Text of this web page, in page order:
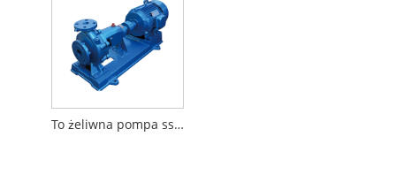
To żeliwna pompa ssania ssania